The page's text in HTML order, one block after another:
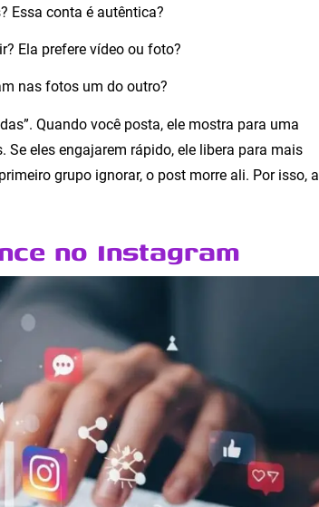
Essa conta é autêntica?
Ela prefere vídeo ou foto?
nas fotos um do outro?
Quando você posta, ele mostra para uma
Se eles engajarem rápido, ele libera para mais
grupo ignorar, o post morre ali. Por isso, a
no Instagram